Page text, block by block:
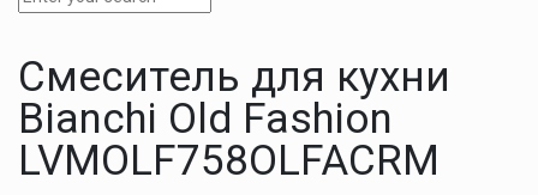
Смеситель для кухни
Bianchi Old Fashion
LVMOLF758OLFACRM